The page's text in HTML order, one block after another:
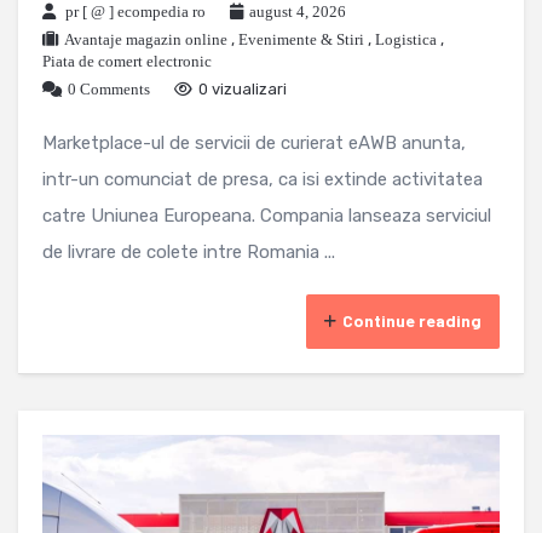
pr [ @ ] ecompedia ro
august 4, 2026
Avantaje magazin online , Evenimente & Stiri , Logistica ,
Piata de comert electronic
0 Comments
0 vizualizari
Marketplace-ul de servicii de curierat eAWB anunta,
intr-un comunciat de presa, ca isi extinde activitatea
catre Uniunea Europeana. Compania lanseaza serviciul
de livrare de colete intre Romania ...
Continue reading